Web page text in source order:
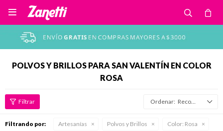

POLVOS Y BRILLOS PARA SAN VALENTÍN EN COLOR
ROSA
Recomendados
Filtrando por: Artesanías Polvos y Brillos Color: Rosa